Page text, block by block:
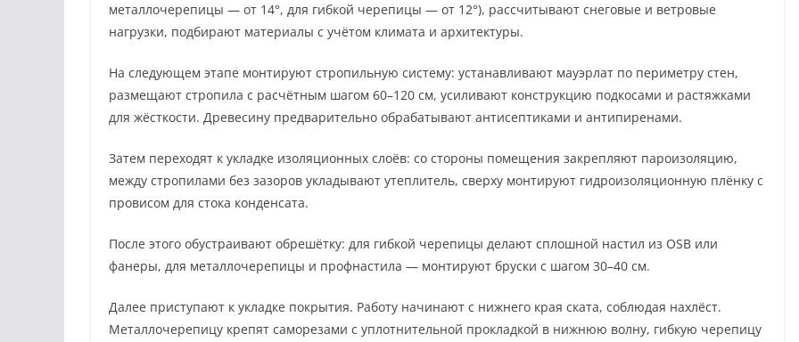
металлочерепицы — от 14°, для гибкой черепицы — от 12°), рассчитывают снеговые и ветровые
нагрузки, подбирают материалы с учётом климата и архитектуры.
На следующем этапе монтируют стропильную систему: устанавливают мауэрлат по периметру стен,
размещают стропила с расчётным шагом 60–120 см, усиливают конструкцию подкосами и растяжками
для жёсткости. Древесину предварительно обрабатывают антисептиками и антипиренами.
Затем переходят к укладке изоляционных слоёв: со стороны помещения закрепляют пароизоляцию,
между стропилами без зазоров укладывают утеплитель, сверху монтируют гидроизоляционную плёнку с
провисом для стока конденсата.
После этого обустраивают обрешётку: для гибкой черепицы делают сплошной настил из OSB или
фанеры, для металлочерепицы и профнастила — монтируют бруски с шагом 30–40 см.
Далее приступают к укладке покрытия. Работу начинают с нижнего края ската, соблюдая нахлёст.
Металлочерепицу крепят саморезами с уплотнительной прокладкой в нижнюю волну, гибкую черепицу